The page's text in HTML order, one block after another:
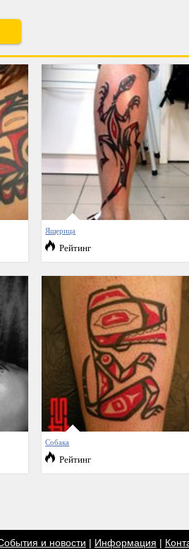
Ящерица
Рейтинг
Собака
Рейтинг
и новости | Информация |